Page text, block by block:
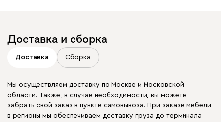
Доставка и сборка
Доставка Сборка
Мы осуществляем доставку по Москве и Московской
области. Также, в случае необходимости, вы можете
забрать свой заказ в пункте самовывоза. При заказе мебели
в регионы мы обеспечиваем доставку груза до терминала